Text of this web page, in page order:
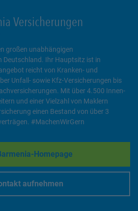
Versicherungen
großen unabhängigen
Deutschland. Ihr Hauptsitz ist in
reicht von Kranken- und
Unfall- sowie Kfz-Versicherungen bis
Mit über 4.500 Innen-
und einer Vielzahl von Maklern
einen Bestand von über 3
#MachenWirGern
Homepage
Link Opens in New Tab
aufnehmen